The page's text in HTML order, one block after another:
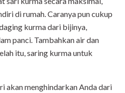
di rumah. Caranya pun cukup
kurma dari bijinya,
panci. Tambahkan air dan
itu, saring kurma untuk
akan menghindarkan Anda dari